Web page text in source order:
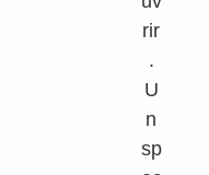
rir
.
U
n
sp